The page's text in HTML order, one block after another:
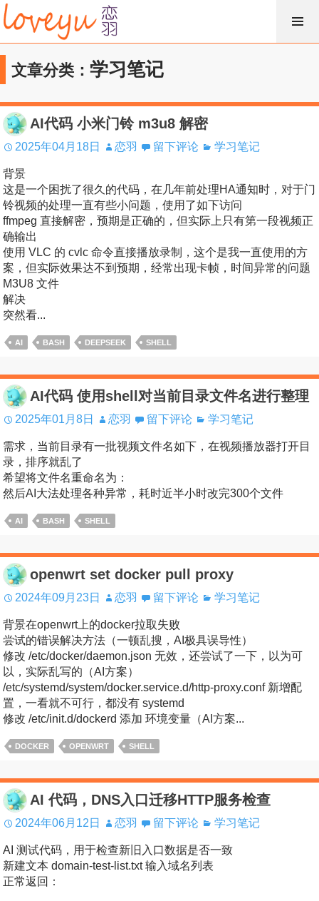
跳
过
内
容文章分类： 学习笔记
AI代码 小米门铃 m3u8 解密
2025年04月18日 恋羽 留下评论 学习笔记
背景
这是一个困扰了很久的代码，在几年前处理HA通知时，对于门
铃视频的处理一直有些小问题，使用了如下访问
ffmpeg 直接解密，预期是正确的，但实际上只有第一段视频正
确输出
使用 VLC 的 cvlc 命令直接播放录制，这个是我一直使用的方
案，但实际效果达不到预期，经常出现卡帧，时间异常的问题
M3U8 文件
解决
突然看...
AI BASH DEEPSEEK SHELL
AI代码 使用shell对当前目录文件名进行整理
2025年01月8日 恋羽 留下评论 学习笔记
需求，当前目录有一批视频文件名如下，在视频播放器打开目
录，排序就乱了
希望将文件名重命名为：
然后AI大法处理各种异常，耗时近半小时改完300个文件
AI BASH SHELL
openwrt set docker pull proxy
2024年09月23日 恋羽 留下评论 学习笔记
背景在openwrt上的docker拉取失败
尝试的错误解决方法（一顿乱搜，AI极具误导性）
修改 /etc/docker/daemon.json 无效，还尝试了一下，以为可
以，实际乱写的（AI方案）
/etc/systemd/system/docker.service.d/http-proxy.conf 新增配
置，一看就不可行，都没有 systemd
修改 /etc/init.d/dockerd 添加 环境变量（AI方案...
DOCKER OPENWRT SHELL
AI 代码，DNS入口迁移HTTP服务检查
2024年06月12日 恋羽 留下评论 学习笔记
AI 测试代码，用于检查新旧入口数据是否一致
新建文本 domain-test-list.txt 输入域名列表
正常返回：